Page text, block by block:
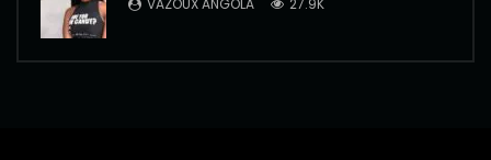
VAZOUX ANGOLA 27.9K